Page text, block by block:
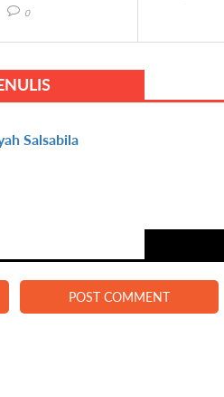
0
Salsabila
POST COMMENT